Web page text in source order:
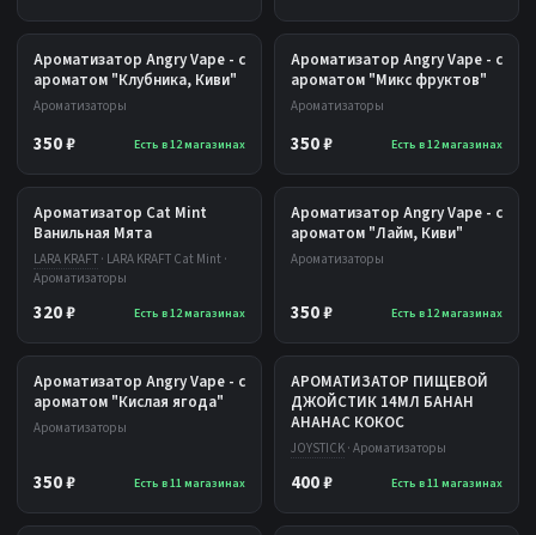
Ароматизатор Angry Vape - с
ароматом "Клубника, Киви"
Ароматизаторы
350 ₽ Есть в 12 магазинах
Ароматизатор Angry Vape - с
ароматом "Микс фруктов"
Ароматизаторы
350 ₽ Есть в 12 магазинах
Ароматизатор Cat Mint
Ванильная Мята
LARA KRAFT · LARA KRAFT Cat Mint ·
Ароматизаторы
320 ₽ Есть в 12 магазинах
Ароматизатор Angry Vape - с
ароматом "Лайм, Киви"
Ароматизаторы
350 ₽ Есть в 12 магазинах
Ароматизатор Angry Vape - с
ароматом "Кислая ягода"
Ароматизаторы
350 ₽ Есть в 11 магазинах
АРОМАТИЗАТОР ПИЩЕВОЙ
ДЖОЙСТИК 14МЛ БАНАН
АНАНАС КОКОС
JOYSTICK · Ароматизаторы
400 ₽ Есть в 11 магазинах